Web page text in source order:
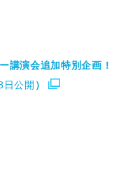
講演会追加特別企画 !
日公開 ）